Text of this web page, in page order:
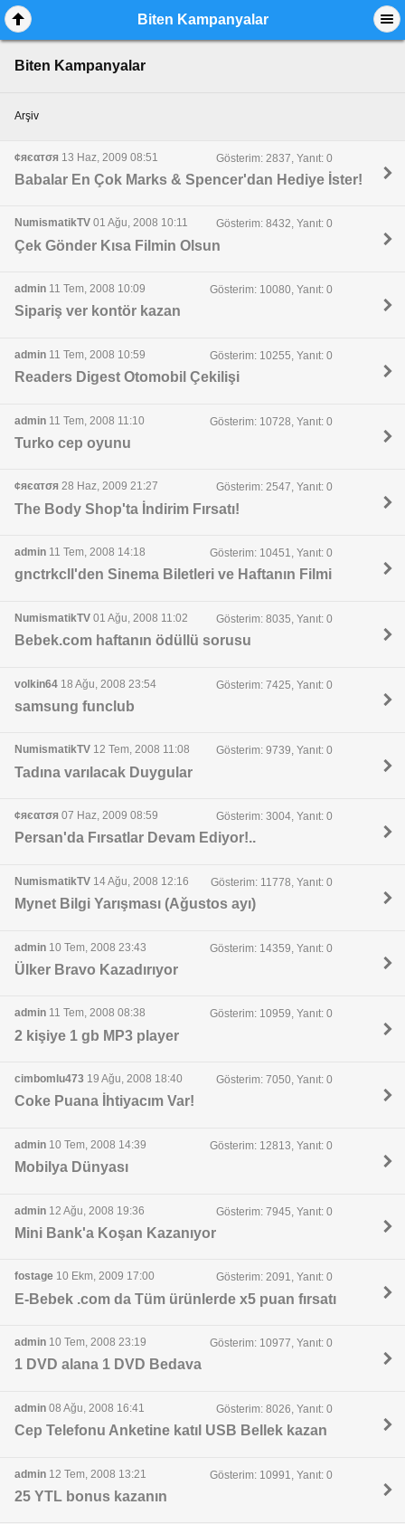
Biten Kampanyalar
Biten Kampanyalar
Arşiv
¢яєαтσя 13 Haz, 2009 08:51 Gösterim: 2837, Yanıt: 0
Babalar En Çok Marks & Spencer'dan Hediye İster!
NumismatikTV 01 Ağu, 2008 10:11 Gösterim: 8432, Yanıt: 0
Çek Gönder Kısa Filmin Olsun
admin 11 Tem, 2008 10:09 Gösterim: 10080, Yanıt: 0
Sipariş ver kontör kazan
admin 11 Tem, 2008 10:59 Gösterim: 10255, Yanıt: 0
Readers Digest Otomobil Çekilişi
admin 11 Tem, 2008 11:10 Gösterim: 10728, Yanıt: 0
Turko cep oyunu
¢яєαтσя 28 Haz, 2009 21:27 Gösterim: 2547, Yanıt: 0
The Body Shop'ta İndirim Fırsatı!
admin 11 Tem, 2008 14:18 Gösterim: 10451, Yanıt: 0
gnctrkcll'den Sinema Biletleri ve Haftanın Filmi
NumismatikTV 01 Ağu, 2008 11:02 Gösterim: 8035, Yanıt: 0
Bebek.com haftanın ödüllü sorusu
volkin64 18 Ağu, 2008 23:54 Gösterim: 7425, Yanıt: 0
samsung funclub
NumismatikTV 12 Tem, 2008 11:08 Gösterim: 9739, Yanıt: 0
Tadına varılacak Duygular
¢яєαтσя 07 Haz, 2009 08:59 Gösterim: 3004, Yanıt: 0
Persan'da Fırsatlar Devam Ediyor!..
NumismatikTV 14 Ağu, 2008 12:16 Gösterim: 11778, Yanıt: 0
Mynet Bilgi Yarışması (Ağustos ayı)
admin 10 Tem, 2008 23:43 Gösterim: 14359, Yanıt: 0
Ülker Bravo Kazadırıyor
admin 11 Tem, 2008 08:38 Gösterim: 10959, Yanıt: 0
2 kişiye 1 gb MP3 player
cimbomlu473 19 Ağu, 2008 18:40 Gösterim: 7050, Yanıt: 0
Coke Puana İhtiyacım Var!
admin 10 Tem, 2008 14:39 Gösterim: 12813, Yanıt: 0
Mobilya Dünyası
admin 12 Ağu, 2008 19:36 Gösterim: 7945, Yanıt: 0
Mini Bank'a Koşan Kazanıyor
fostage 10 Ekm, 2009 17:00 Gösterim: 2091, Yanıt: 0
E-Bebek .com da Tüm ürünlerde x5 puan fırsatı
admin 10 Tem, 2008 23:19 Gösterim: 10977, Yanıt: 0
1 DVD alana 1 DVD Bedava
admin 08 Ağu, 2008 16:41 Gösterim: 8026, Yanıt: 0
Cep Telefonu Anketine katıl USB Bellek kazan
admin 12 Tem, 2008 13:21 Gösterim: 10991, Yanıt: 0
25 YTL bonus kazanın